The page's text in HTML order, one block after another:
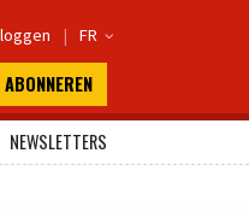
| FR 
ABONNEREN
NEWSLETTERS